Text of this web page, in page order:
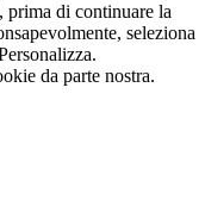
prima di continuare la
seleziona
da parte nostra.